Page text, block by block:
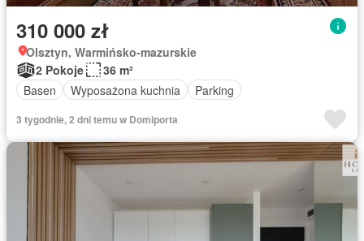
310 000 zł
Olsztyn, Warmińsko-mazurskie
2 Pokoje
36 m²
Basen
Wyposażona kuchnia Parking
3 tygodnie, 2 dni temu w Domiporta